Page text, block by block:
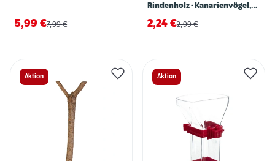
5,99 €7,99€
Rindenholz - Kanarienvögel,
Wellensittiche
2,24 €2,99€
Aktion Aktion